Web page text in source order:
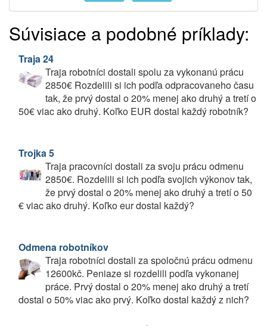
Súvisiace a podobné príklady:
Traja 24
Traja robotníci dostali spolu za vykonanú prácu
2850€ Rozdelili si ich podľa odpracovaneho času
tak, že prvý dostal o 20% menej ako druhý a tretí o
50€ viac ako druhý. Koľko EUR dostal každý robotník?
Trojka 5
Traja pracovníci dostali za svoju prácu odmenu
2850€. Rozdelili si ich podľa svojich výkonov tak,
že prvý dostal o 20% menej ako druhý a tretí o 50
€ viac ako druhý. Koľko eur dostal každý?
Odmena robotníkov
Traja robotníci dostali za spoločnú prácu odmenu
12600kč. Peniaze si rozdelili podľa vykonanej
práce. Prvý dostal o 20% menej ako druhý a tretí
dostal o 50% viac ako prvý. Koľko dostal každý z nich?